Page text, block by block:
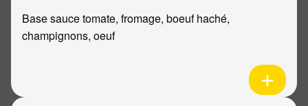
Base sauce tomate, fromage, boeuf haché,
champignons, oeuf